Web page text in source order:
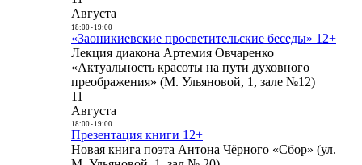
Августа
18:00- 19:00
«Заоникиевские просветительские беседы» 12+
Лекция диакона Артемия Овчаренко
«Актуальность красоты на пути духовного
преображения» (М. Ульяновой, 1, зале №12)
11
Августа
18:00- 19:00
Презентация книги 12+
Новая книга поэта Антона Чёрного «Сбор» (ул.